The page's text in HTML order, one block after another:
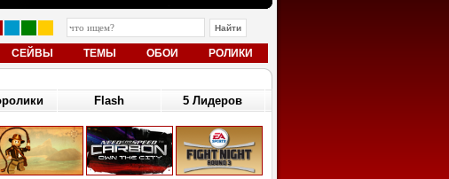
СЕЙВЫ ТЕМЫ ОБОИ РОЛИКИ
Flash 5 Лидеров